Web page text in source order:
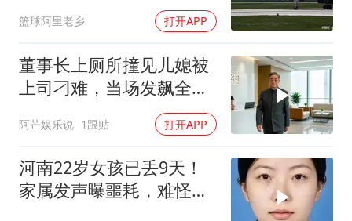
篮球阿里老乡 打开APP
董事长上厕所撞见儿媳被
上司刁难，当场发飙全场
阿芒娱乐说 1跟贴 打开APP
河南22岁女孩已丢9天！
家属发声曝噩耗，难怪搜